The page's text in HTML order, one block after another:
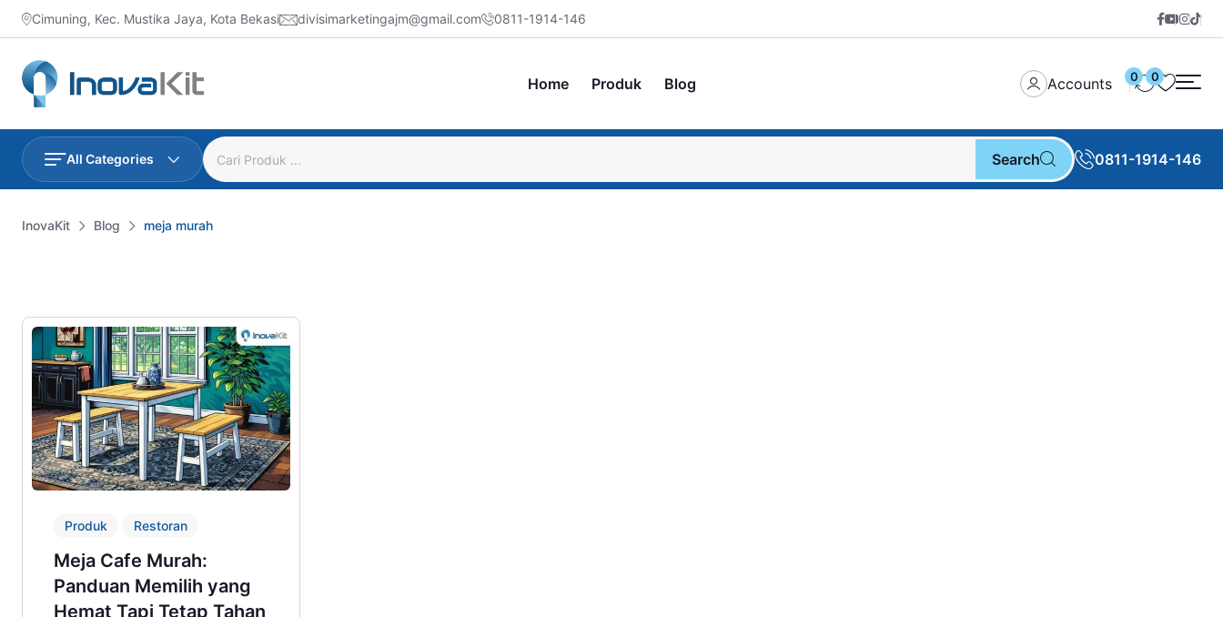
Skip
to
content
Cimuning, Kec. Mustika Jaya, Kota Bekasi divisimarketingajm@gmail.com 0811-1914-146
Home Produk Blog Accounts 0 0
All Categories Search 0811-1914-146
InovaKit Blog meja murah
Produk Restoran
Meja Cafe Murah:
Panduan Memilih yang
Hemat Tapi Tetap Tahan